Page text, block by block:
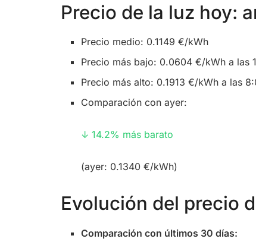
Precio de la luz hoy:
Precio medio: 0.1149 €/kWh
Precio más bajo: 0.0604 €/kWh a las
Precio más alto: 0.1913 €/kWh a las
Comparación con ayer:
↓ 14.2% más barato
(ayer: 0.1340 €/kWh)
Evolución del precio
Comparación con últimos 30 días: